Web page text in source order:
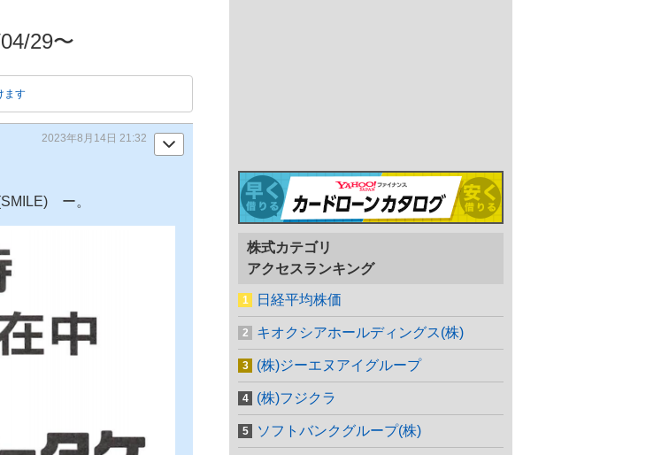
29〜
ます
2023年8月14日 21:32
ー。
株式カテゴリ
アクセスランキング
日経平均株価
キオクシアホールディングス(株)
(株)ジーエヌアイグループ
(株)フジクラ
ソフトバンクグループ(株)